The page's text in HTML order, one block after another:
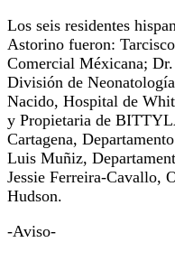
Los seis residentes
Astorino fueron:
Comercial Méxicana;
División de
Nacido, Hospital de
y Propietaria de
Cartagena,
Luis Muñiz,
Jessie Ferreira-Cavallo,
Hudson.
-Aviso-